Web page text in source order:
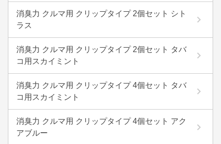
消臭力 クルマ用 クリップタイプ 2個セット シト
ラス
消臭力 クルマ用 クリップタイプ 2個セット タバ
コ用スカイミント
消臭力 クルマ用 クリップタイプ 4個セット タバ
コ用スカイミント
消臭力 クルマ用 クリップタイプ 4個セット アク
アブルー